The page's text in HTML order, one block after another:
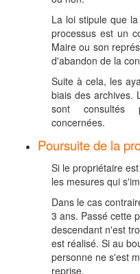
La loi stipule que
processus est un
Maire ou son
d'abandon de la
Suite à cela, les
biais des archives.
sont consultés
concernées.
Poursuite de la
Si le propriétaire
les mesures qui
Dans le cas
3 ans. Passé cette
descendant n'est
est réalisé. Si au
personne ne s'est
reprise.